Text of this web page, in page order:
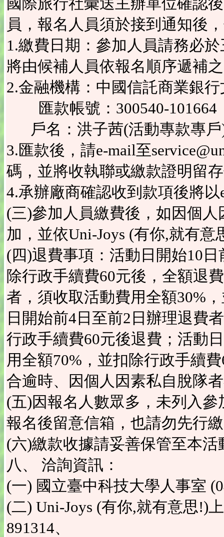
員，報名人員須於接到通知後
1.繳費日期：參加人員請務必
將由候補人員依報名順序遞補
2.金融機構：中國信託商業銀
匯款帳號：300540-101664
戶名：洪子茜(活動專款專
3.匯款後，請e-mail至
碼，並將收執聯或繳款證明留
4.承辦廠商確認收到款項後將
(三)參加人員繳費後，如因個
加，並依Uni-Joys (有你,就有
(四)退費事項：活動日開始10
除行政手續費60元後，全額退
者，須收取活動費用全額30%
日開始前4日至前2日辦理退費
行政手續費60元後退費；活動
用全額70%，並扣除行政手續
合逾時、因個人因素私自脫隊
(五)因報名人數眾多，未列入
報名後留意信箱，也請勿先行
(六)繳款收據請妥善保管至本活
八、 洽詢資訊：
(一) 國立臺中科技大學人事室
(二) Uni-Joys (有你,就有意思!)
891314、